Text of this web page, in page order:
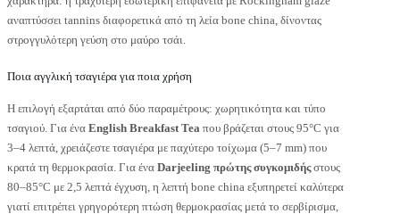
αναπτύσσει tannins διαφορετικά από τη λεία bone china, δίνοντας
στρογγυλότερη γεύση στο μαύρο τσάι.
Ποια αγγλική τσαγιέρα για ποια χρήση
Η επιλογή εξαρτάται από δύο παραμέτρους: χωρητικότητα και τύπο
τσαγιού. Για ένα English Breakfast Tea που βράζεται στους 95°C για
3–4 λεπτά, χρειάζεστε τσαγιέρα με παχύτερο τοίχωμα (5–7 mm) που
κρατά τη θερμοκρασία. Για ένα Darjeeling πρώτης συγκομιδήςστους
80–85°C με 2,5 λεπτά έγχυση, η λεπτή bone china εξυπηρετεί καλύτερα
γιατί επιτρέπει γρηγορότερη πτώση θερμοκρασίας μετά το σερβίρισμα,